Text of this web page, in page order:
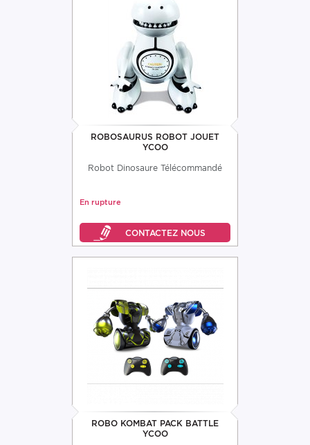
ROBOSAURUS ROBOT JOUET
YCOO
Robot Dinosaure Télécommandé
En rupture
ROBO KOMBAT PACK BATTLE
YCOO